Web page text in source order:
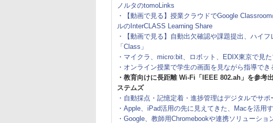
ノルタのtomoLinks
・【動画で見る】授業クラウドでGoogle
ルのInterCLASS Learning Share
・【動画で見る】自動出欠確認や課題提出、ハイ
「Class」
・マイクラ、micro:bit、ロボット、EDIX東京で見
・オンライン授業で学生の画面を見ながら指導で
・教育向けに長距離 Wi-Fi「IEEE 802.ah」を参考
ステムズ
・自動採点・記憶定着・進捗管理はデジタルでサ
・Apple、iPad活用の先に見えてきた、Macを活用
・Google、教師用Chromebookや連携ソリューシ